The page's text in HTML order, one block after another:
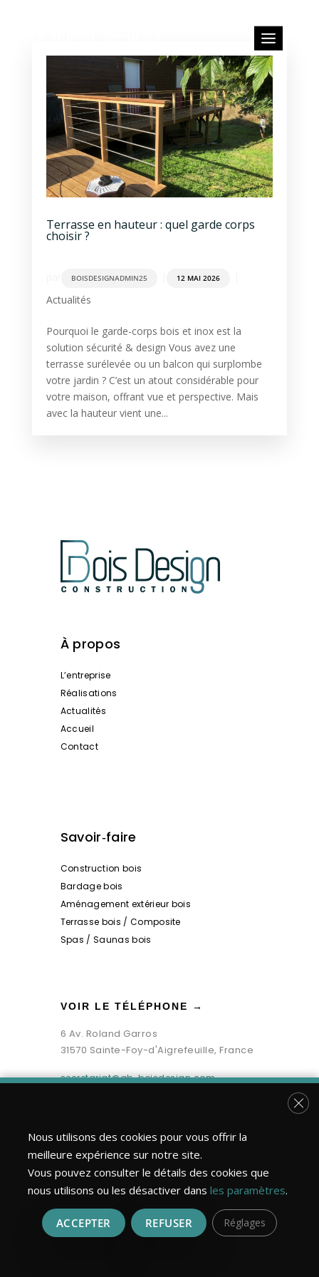
Terrasse en hauteur : quel garde corps
choisir ?
BOISDESIGNADMIN25 12 MAI 2026
Actualités
Pourquoi le garde-corps bois et inox est la
solution sécurité & design Vous avez une
terrasse surélevée ou un balcon qui surplombe
votre jardin ? C’est un atout considérable pour
votre maison, offrant vue et perspective. Mais
avec la hauteur vient une...
À propos
L’entreprise
Réalisations
Actualités
Accueil
Contact
Savoir‑faire
Construction bois
Bardage bois
Aménagement extérieur bois
Terrasse bois / Composite
Spas / Saunas bois
VOIR LE TÉLÉPHONE →
6 Av. Roland Garros
31570 Sainte-Foy-d'Aigrefeuille, France
secretariat@gb-boisdesign.com
Bois Design Construction ©2026 | Tous droits réservés.
Nous utilisons des cookies pour vous offrir la
meilleure expérience sur notre site.
Vous pouvez consulter le détails des cookies que
nous utilisons ou les désactiver dans les paramètres.
ACCEPTER REFUSER Réglages